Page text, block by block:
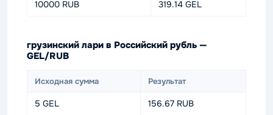
10000 RUB 319.14 GEL
грузинский лари в Российский рубль —
GEL/RUB
Исходная сумма Результат
5 GEL 156.67 RUB